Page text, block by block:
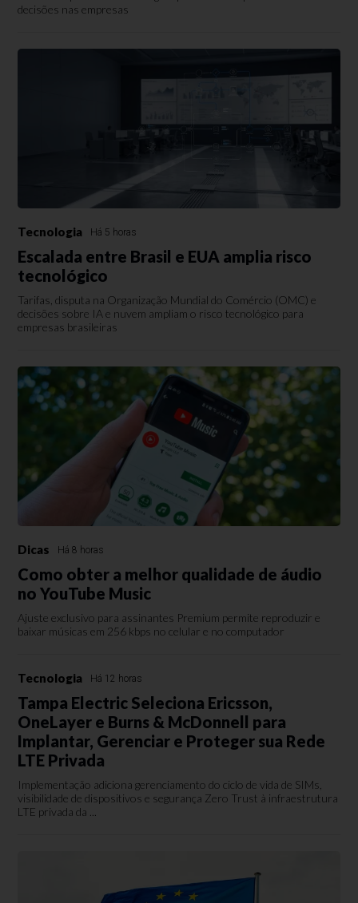
decisões nas empresas
Tecnologia Há 5 horas
Escalada entre Brasil e EUA amplia risco
tecnológico
Tarifas, disputa na Organização Mundial do Comércio (OMC) e
decisões sobre IA e nuvem ampliam o risco tecnológico para
empresas brasileiras
Dicas Há 8 horas
Como obter a melhor qualidade de áudio
no YouTube Music
Ajuste exclusivo para assinantes Premium permite reproduzir e
baixar músicas em 256 kbps no celular e no computador
Tecnologia Há 12 horas
Tampa Electric Seleciona Ericsson,
OneLayer e Burns & McDonnell para
Implantar, Gerenciar e Proteger sua Rede
LTE Privada
Implementação adiciona gerenciamento do ciclo de vida de SIMs,
visibilidade de dispositivos e segurança Zero Trust à infraestrutura
LTE privada da ...